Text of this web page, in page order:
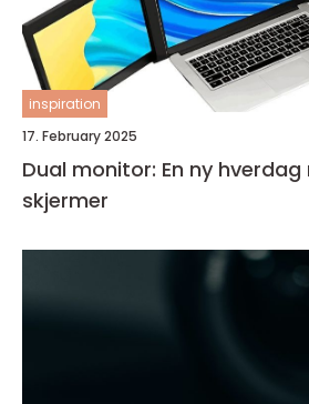
inspiration
17. February 2025
Dual monitor: En ny
skjermer